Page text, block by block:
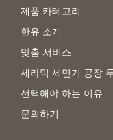
제품 카테고리
한유 소개
맞춤 서비스
세라믹 세면기 공장
선택해야 하는 이유
문의하기